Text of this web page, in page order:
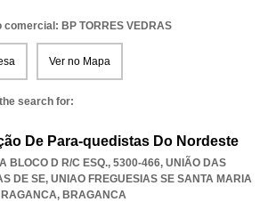
comercial: BP TORRES VEDRAS
Ver no Mapa
search for:
De Para-quedistas Do Nordeste
BLOCO D R/C ESQ., 5300-466, UNIÃO DAS
DE SE, UNIAO FREGUESIAS SE SANTA MARIA
, BRAGANCA